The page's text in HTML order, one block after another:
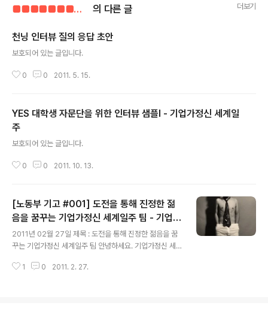
■■■■■■■■■■ 의 다른 글 더보기
천닝 인터뷰 질의 응답 초안
보호되어 있는 글입니다.
0 0 2011. 5. 15.
YES 대학생 자문단을 위한 인터뷰 샘플I - 기업가정신 세계일
주
보호되어 있는 글입니다.
0 0 2011. 10. 13.
[노동부 기고 #001] 도전을 통해 진정한 젊
음을 꿈꾸는 기업가정신 세계일주 팀 - 기업가
정신 세계일주
2011년 02월 27일 제목 : 도전을 통해 진정한 젊음을 꿈
꾸는 기업가정신 세계일주 팀 안녕하세요. 기업가정신 세
니 아저씨 같은 느낌이 드는데, 저는 현재 세계를 돌아다니
1 0 2011. 2. 27.